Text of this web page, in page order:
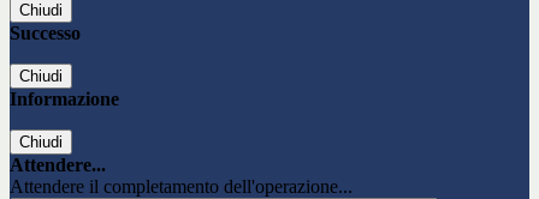
Chiudi
Successo
Chiudi
Informazione
Chiudi
Attendere...
Attendere il completamento dell'operazione...